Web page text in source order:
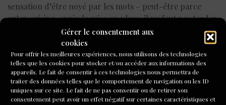
Gérer le consentement aux
cookies
Pour offrir les meilleures expériences, nous utilisons des technologies
telles que les cookies pour stocker et/ou accéder aux informations des
appareils. Le fait de consentir à ces technologies nous permettra de
traiter des données telles que le comportement de navigation ou les ID
uniques sur ce site. Le fait de ne pas consentir ou de retirer son
consentement peut avoir un effet négatif sur certaines caractéristiques et
sensation d’être noyé par les mots – peut-être parce
qu’en cuisine, après la mise en place, il ne faut pas tarder
à envoyer les plats… Le texte est rapide, précis. Exact.
S.R.
Cinéaste-monteur, Stefan Richter accompagne aussi des
réalisateurs.trices dans l’élaboration de leurs
projets, avant et après tournage.Il propose des ateliers